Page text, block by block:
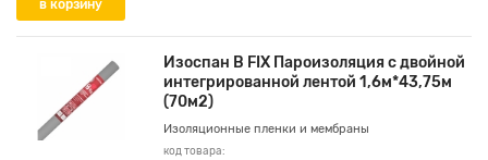
Изоспан В FIX Пароизоляция с двойной
интегрированной лентой 1,6м*43,75м
(70м2)
Изоляционные пленки и мембраны
код товара: